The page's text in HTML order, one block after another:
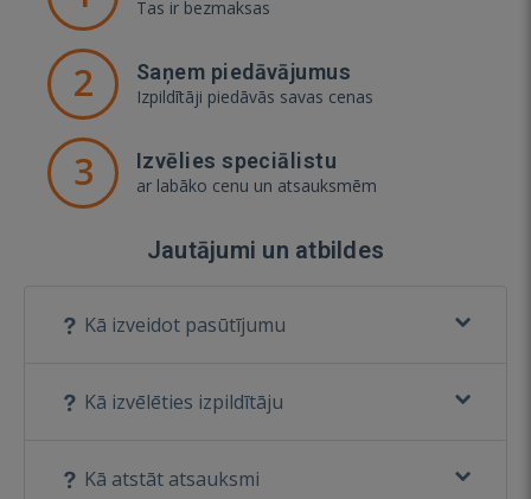
Tas ir bezmaksas
2 Saņem piedāvājumus
Izpildītāji piedāvās savas cenas
3 Izvēlies speciālistu
ar labāko cenu un atsauksmēm
Jautājumi un atbildes
Kā izveidot pasūtījumu
Kā izvēlēties izpildītāju
Kā atstāt atsauksmi